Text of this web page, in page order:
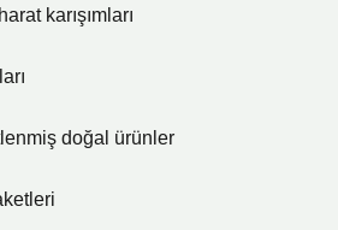
karışımları
doğal ürünler